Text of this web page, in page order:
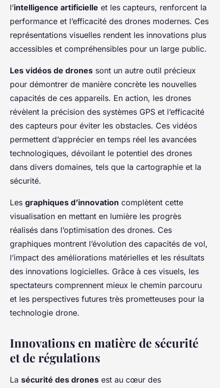
l’intelligence artificielle et les capteurs, renforcent la
performance et l’efficacité des drones modernes. Ces
représentations visuelles rendent les innovations plus
accessibles et compréhensibles pour un large public.
Les vidéos de drones sont un autre outil précieux
pour démontrer de manière concrète les nouvelles
capacités de ces appareils. En action, les drones
révèlent la précision des systèmes GPS et l’efficacité
des capteurs pour éviter les obstacles. Ces vidéos
permettent d’apprécier en temps réel les avancées
technologiques, dévoilant le potentiel des drones
dans divers domaines, tels que la cartographie et la
sécurité.
Les graphiques d’innovation complètent cette
visualisation en mettant en lumière les progrès
réalisés dans l’optimisation des drones. Ces
graphiques montrent l’évolution des capacités de vol,
l’impact des améliorations matérielles et les résultats
des innovations logicielles. Grâce à ces visuels, les
spectateurs comprennent mieux le chemin parcouru
et les perspectives futures très prometteuses pour la
technologie drone.
Innovations en matière de sécurité
et de régulations
La sécurité des drones est au cœur des